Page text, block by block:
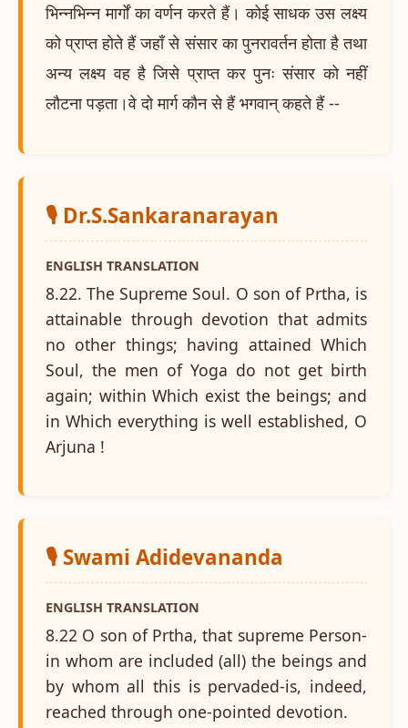
भिन्नभिन्न मार्गों का वर्णन करते हैं। कोई साधक उस लक्ष्य
को प्राप्त होते हैं जहाँ से संसार का पुनरावर्तन होता है तथा
अन्य लक्ष्य वह है जिसे प्राप्त कर पुनः संसार को नहीं
लौटना पड़ता।वे दो मार्ग कौन से हैं भगवान् कहते हैं --
🎙️ Dr.S.Sankaranarayan
ENGLISH TRANSLATION
8.22. The Supreme Soul. O son of Prtha, is
attainable through devotion that admits
no other things; having attained Which
Soul, the men of Yoga do not get birth
again; within Which exist the beings; and
in Which everything is well established, O
Arjuna !
🎙️ Swami Adidevananda
ENGLISH TRANSLATION
8.22 O son of Prtha, that supreme Person-
in whom are included (all) the beings and
by whom all this is pervaded-is, indeed,
reached through one-pointed devotion.